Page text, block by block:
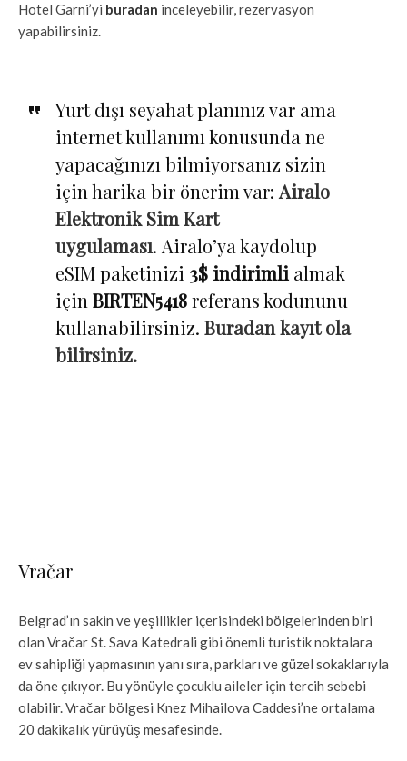
Hotel Garni’yi buradan inceleyebilir, rezervasyon
yapabilirsiniz.
Yurt dışı seyahat planınız var ama
internet kullanımı konusunda ne
yapacağınızı bilmiyorsanız sizin
için harika bir önerim var: Airalo
Elektronik Sim Kart
uygulaması. Airalo’ya kaydolup
eSIM paketinizi 3$ indirimlialmak
için BIRTEN5418referans kodununu
kullanabilirsiniz. Buradan kayıt ola
bilirsiniz.
Vračar
Belgrad’ın sakin ve yeşillikler içerisindeki bölgelerinden biri
olan Vračar St. Sava Katedrali gibi önemli turistik noktalara
ev sahipliği yapmasının yanı sıra, parkları ve güzel sokaklarıyla
da öne çıkıyor. Bu yönüyle çocuklu aileler için tercih sebebi
olabilir. Vračar bölgesi Knez Mihailova Caddesi’ne ortalama
20 dakikalık yürüyüş mesafesinde.